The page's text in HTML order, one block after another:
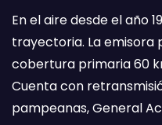
En el aire desde el año
trayectoria. La emisora
cobertura primaria 60
Cuenta con
pampeanas, General